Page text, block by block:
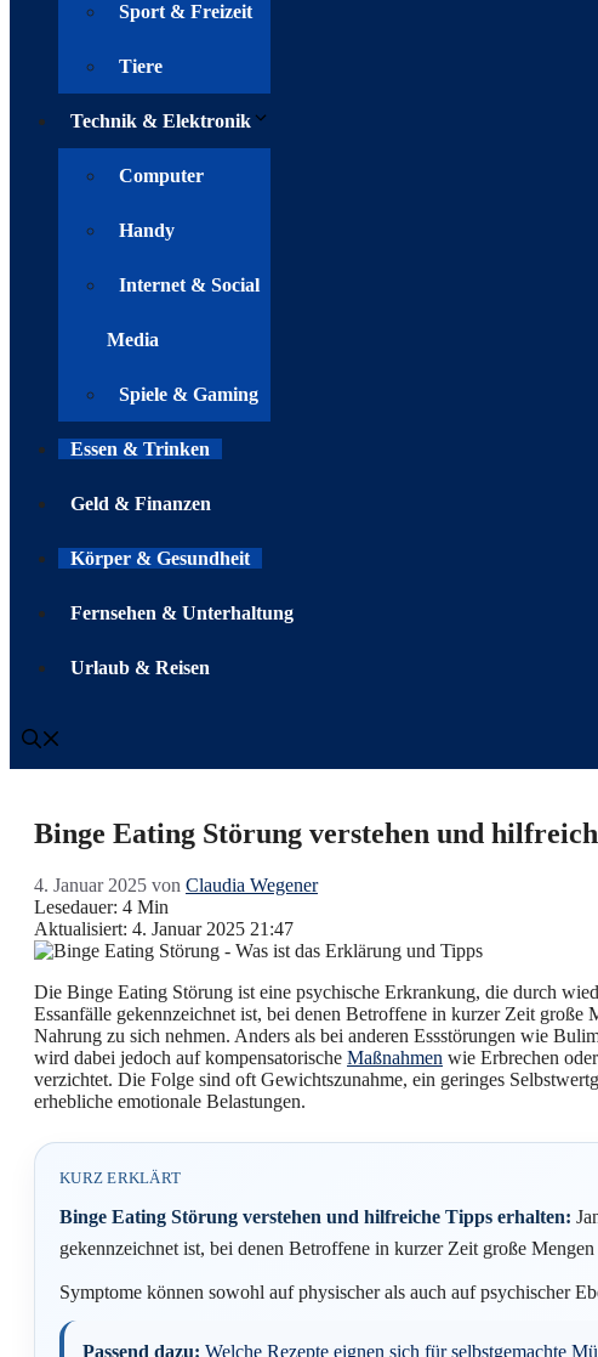
Sport & Freizeit
Tiere
Technik & Elektronik
Computer
Handy
Internet & Social
Media
Spiele & Gaming
Essen & Trinken
Geld & Finanzen
Körper & Gesundheit
Fernsehen & Unterhaltung
Urlaub & Reisen
Binge Eating Störung verstehen und
4. Januar 2025 von Claudia Wegener
Lesedauer: 4 Min
Aktualisiert: 4. Januar 2025 21:47
Die Binge Eating Störung ist eine psychische Erkrankung, die durch
Essanfälle gekennzeichnet ist, bei denen Betroffene in kurzer Zeit große
Nahrung zu sich nehmen. Anders als bei anderen Essstörungen wie
wird dabei jedoch auf kompensatorische Maßnahmen wie Erbrechen
verzichtet. Die Folge sind oft Gewichtszunahme, ein geringes
erhebliche emotionale Belastungen.
KURZ ERKLÄRT
Binge Eating Störung verstehen und hilfreiche Tipps erhalten:
gekennzeichnet ist, bei denen Betroffene in kurzer Zeit große
Symptome können sowohl auf physischer als auch auf psychischer
Passend dazu: Welche Rezepte eignen sich für selbstgemachte